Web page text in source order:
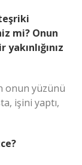
mi? Onun
onun yüzünü
işini yaptı,